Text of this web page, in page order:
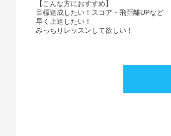
【こんな方におすすめ】
目標達成したい！スコア・飛距離UPなど
早く上達したい！
みっちりレッスンして欲しい！